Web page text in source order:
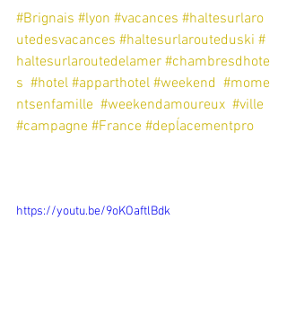
#Brignais #lyon #vacances #haltesurlaro
utedesvacances #haltesurlarouteduski #
haltesurlaroutedelamer #chambresdhote
s #hotel #apparthotel #weekend #mome
ntsenfamille #weekendamoureux #ville
#campagne #France #depĺacementpro
https://youtu.be/9oKOaftlBdk